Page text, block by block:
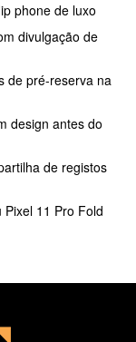
phone de luxo
divulgação de
de pré-reserva na
design antes do
de registos
11 Pro Fold